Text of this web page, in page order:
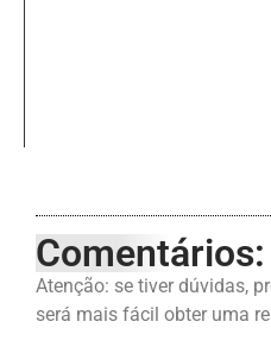
Comentários:
Atenção: se tiver dúvidas,
será mais fácil obter uma